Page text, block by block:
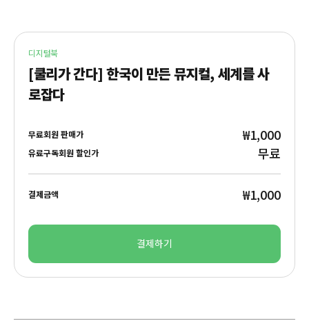
디지털북
[쿨리가 간다] 한국이 만든 뮤지컬, 세계를 사
로잡다
무료회원 판매가 ₩1,000
유료구독회원 할인가 무료
결제금액 ₩1,000
결제하기